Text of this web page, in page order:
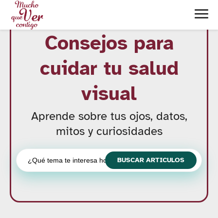
Consejos para
cuidar tu salud
visual
Aprende sobre tus ojos, datos,
mitos y curiosidades